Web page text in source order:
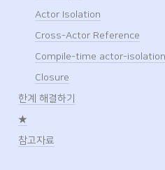
Actor Isolation
Cross-Actor Reference
Compile-time actor-
Closure
한계 해결하기
★
참고자료